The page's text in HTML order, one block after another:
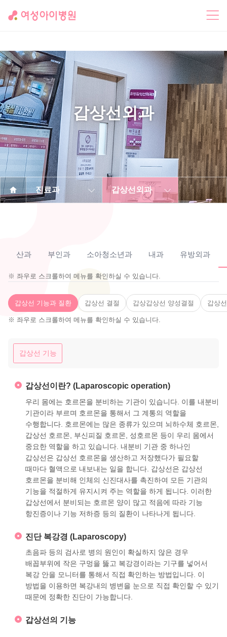
갑상선외과
진료과 갑상선외과
산과 부인과 소아청소년과 내과 유방외과
※ 좌우로 스크롤하여 메뉴를 확인하실 수 있습니다.
갑상선 기능과 질환 갑상선 결절 갑상갑상선 양성결절 갑상
※ 좌우로 스크롤하여 메뉴를 확인하실 수 있습니다.
갑상선 기능
갑상선이란? (Laparoscopic operation)
우리 몸에는 호르몬을 분비하는 기관이 있습니다. 이를 내분비
기관이라 부르며 호르몬을 통해서 그 계통의 역할을
수행합니다. 호르몬에는 많은 종류가 있으며 뇌하수체 호르몬,
갑상선 호르몬, 부신피질 호르몬, 성호르몬 등이 우리 몸에서
중요한 역할을 하고 있습니다. 내분비 기관 중 하나인
갑상선은 갑상선 호르몬을 생산하고 저장했다가 필요할
때마다 혈액으로 내보내는 일을 합니다. 갑상선은 갑상선
호르몬을 분비해 인체의 신진대사를 촉진하여 모든 기관의
기능을 적절하게 유지시켜 주는 역할을 하게 됩니다. 이러한
갑상선에서 분비되는 호르몬 양이 많고 적음에 따라 기능
항진증이나 기능 저하증 등의 질환이 나타나게 됩니다.
진단 복강경 (Laparoscopy)
초음파 등의 검사로 병의 원인이 확실하지 않은 경우
배꼽부위에 작은 구멍을 뚫고 복강경이라는 기구를 넣어서
복강 안을 모니터를 통해서 직접 확인하는 방법입니다. 이
방법을 이용하면 복강내의 병변을 눈으로 직접 확인할 수 있기
때문에 정확한 진단이 가능합니다.
갑상선의 기능